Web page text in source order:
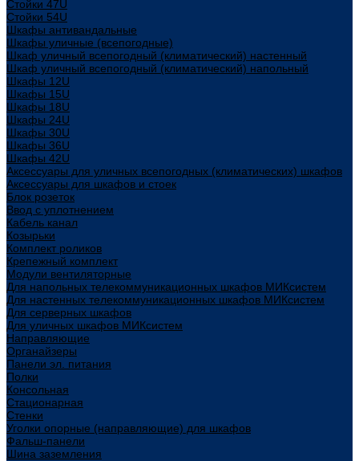
Стойки 47U
Стойки 54U
Шкафы антивандальные
Шкафы уличные (всепогодные)
Шкаф уличный всепогодный (климатический) настенный
Шкаф уличный всепогодный (климатический) напольный
Шкафы 12U
Шкафы 15U
Шкафы 18U
Шкафы 24U
Шкафы 30U
Шкафы 36U
Шкафы 42U
Аксессуары для уличных всепогодных (климатических) шкафов
Аксессуары для шкафов и стоек
Блок розеток
Ввод с уплотнением
Кабель канал
Козырьки
Комплект роликов
Крепежный комплект
Модули вентиляторные
Для напольных телекоммуникационных шкафов МИКсистем
Для настенных телекоммуникационных шкафов МИКсистем
Для серверных шкафов
Для уличных шкафов МИКсистем
Направляющие
Органайзеры
Панели эл. питания
Полки
Консольная
Стационарная
Стенки
Уголки опорные (направляющие) для шкафов
Фальш-панели
Шина заземления